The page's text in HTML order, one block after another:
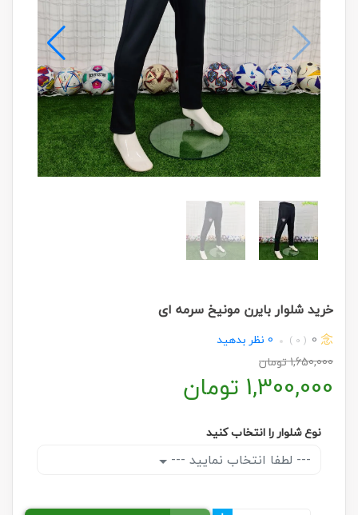
خرید شلوار بایرن مونیخ سرمه ای
0
( 0 )
0 نظر بدهید
1,650,000تومان
1,300,000 تومان
نوع شلوار را انتخاب کنید
--- لطفا انتخاب نمایید ---